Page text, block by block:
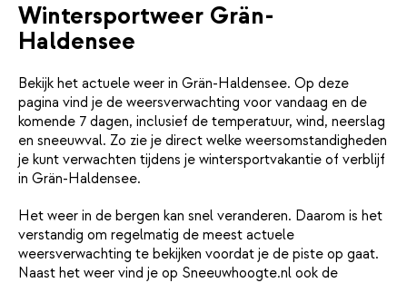
Wintersportweer Grän-
Haldensee
Bekijk het actuele weer in Grän-Haldensee. Op deze
pagina vind je de weersverwachting voor vandaag en de
komende 7 dagen, inclusief de temperatuur, wind, neerslag
en sneeuwval. Zo zie je direct welke weersomstandigheden
je kunt verwachten tijdens je wintersportvakantie of verblijf
in Grän-Haldensee.
Het weer in de bergen kan snel veranderen. Daarom is het
verstandig om regelmatig de meest actuele
weersverwachting te bekijken voordat je de piste op gaat.
Naast het weer vind je op Sneeuwhoogte.nl ook de